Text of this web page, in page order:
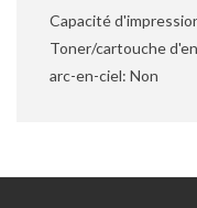
Capacité
Toner/cartouche
arc-en-ciel: Non